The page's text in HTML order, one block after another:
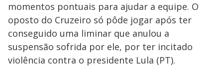
momentos pontuais para ajudar a equipe. O
oposto do Cruzeiro só pôde jogar após ter
conseguido uma liminar que anulou a
suspensão sofrida por ele, por ter incitado
violência contra o presidente Lula (PT).